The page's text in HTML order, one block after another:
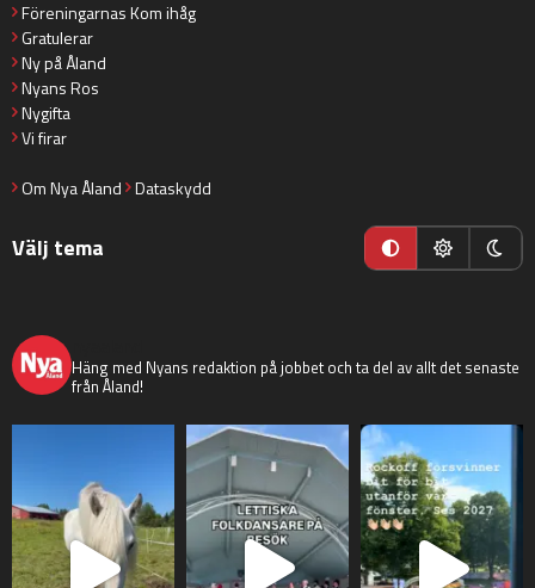
Föreningarnas Kom ihåg
Gratulerar
Ny på Åland
Nyans Ros
Nygifta
Vi firar
Om Nya Åland Dataskydd
Välj tema
Häng med Nyans redaktion på jobbet och ta del av allt det senaste
från Åland!